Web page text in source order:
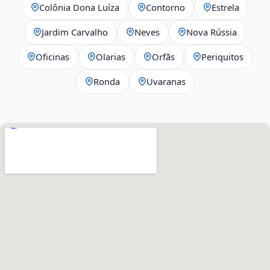
Colônia Dona Luíza Contorno Estrela
Jardim Carvalho Neves Nova Rússia
Oficinas Olarias Orfãs Periquitos
Ronda Uvaranas